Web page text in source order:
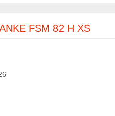
FSM 82 H XS